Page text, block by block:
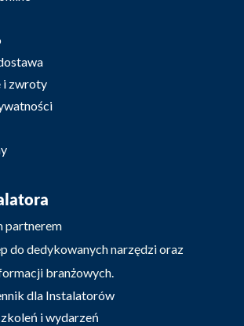
i zwroty
partnerem
do dedykowanych narzędzi oraz
branżowych.
dla Instalatorów
i wydarzeń